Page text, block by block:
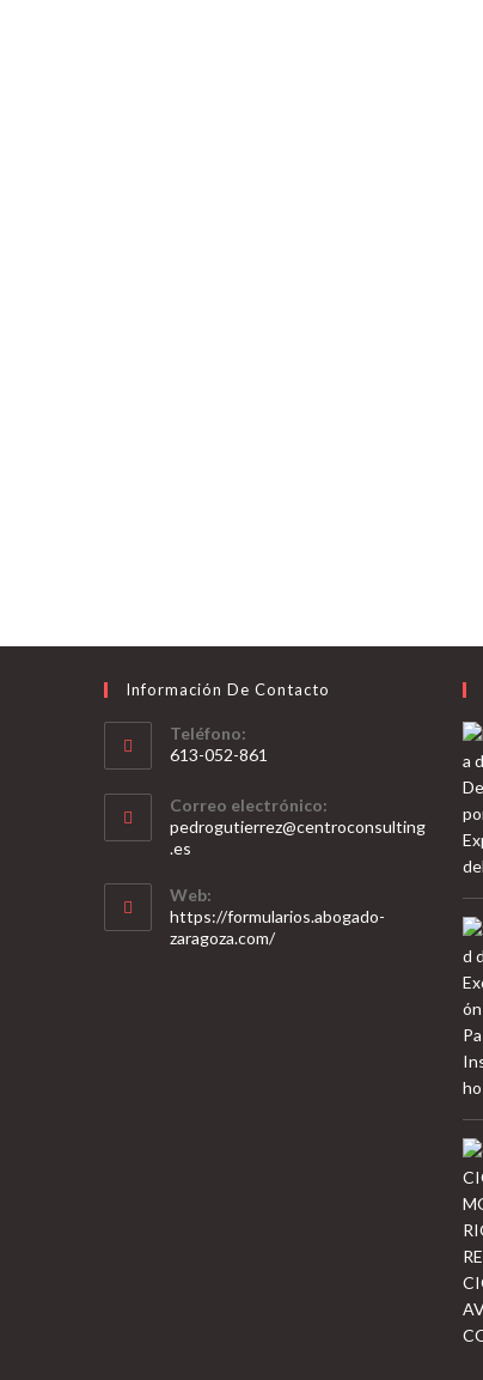
Información De Contacto
Teléfono:
613-052-861
abre
en
aplicación
Correo electrónico:
pedrogutierrez@centroconsulting
.es
en
tu
aplicación
Web:
https://formularios.abogado-
zaragoza.com/